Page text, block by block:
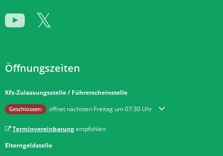
Öffnungszeiten
Kfz-Zulassungsstelle / Führerscheinstelle
Klicken, um weitere Öffnungs- oder Schließzeiten auszublenden
Geschlossen: öffnet nächsten Freitag um 07:30 Uhr
Terminvereinbarungempfohlen
Elterngeldstelle